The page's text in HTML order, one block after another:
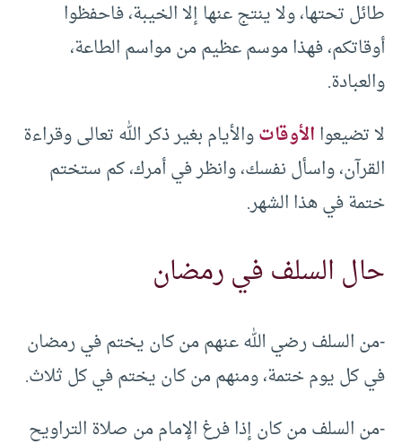
طائل تحتها، ولا ينتج عنها إلا الخيبة، فاحفظوا
أوقاتكم، فهذا موسم عظيم من مواسم الطاعة،
والعبادة.
لا تضيعواالأوقاتوالأيام بغير ذكر الله تعالى وقراءة
القرآن، واسأل نفسك، وانظر في أمرك، كم ستختم
ختمة في هذا الشهر.
حال السلف في رمضان
-من السلف رضي الله عنهم من كان يختم في رمضان
في كل يوم ختمة، ومنهم من كان يختم في كل ثلاث.
-من السلف من كان إذا فرغ الإمام من صلاة التراويح